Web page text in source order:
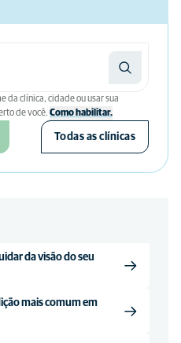
da clínica, cidade ou usar sua
de você. Como habilitar.
Todas as clínicas
da visão do seu
mais comum em